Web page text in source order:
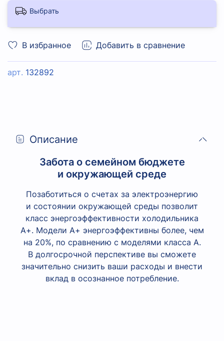
В избранное Добавить в сравнение
арт. 132892
Выбрать
Описание
Забота о семейном бюджете
и окружающей среде
Позаботиться о счетах за электроэнергию
и состоянии окружающей среды позволит
класс энергоэффективности холодильника
А+. Модели А+ энергоэффективны более, чем
на 20%, по сравнению с моделями класса А.
В долгосрочной перспективе вы сможете
значительно снизить ваши расходы и внести
вклад в осознанное потребление.